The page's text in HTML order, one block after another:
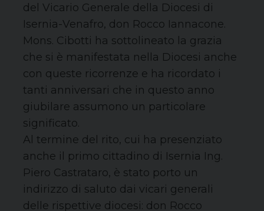
del Vicario Generale della Diocesi di
Isernia-Venafro, don Rocco Iannacone.
Mons. Cibotti ha sottolineato la grazia
che si è manifestata nella Diocesi anche
con queste ricorrenze e ha ricordato i
tanti anniversari che in questo anno
giubilare assumono un particolare
significato.
Al termine del rito, cui ha presenziato
anche il primo cittadino di Isernia Ing.
Piero Castrataro, è stato porto un
indirizzo di saluto dai vicari generali
delle rispettive diocesi: don Rocco